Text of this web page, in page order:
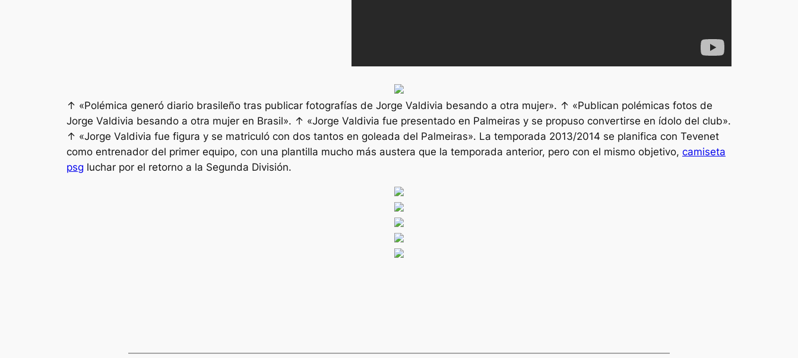
↑ «Polémica generó diario brasileño tras publicar fotografías de Jorge Valdivia besando a otra mujer». ↑ «Publican polémicas fotos de
Jorge Valdivia besando a otra mujer en Brasil». ↑ «Jorge Valdivia fue presentado en Palmeiras y se propuso convertirse en ídolo del club».
↑ «Jorge Valdivia fue figura y se matriculó con dos tantos en goleada del Palmeiras». La temporada 2013/2014 se planifica con Tevenet
como entrenador del primer equipo, con una plantilla mucho más austera que la temporada anterior, pero con el mismo objetivo, camiseta
psg luchar por el retorno a la Segunda División.